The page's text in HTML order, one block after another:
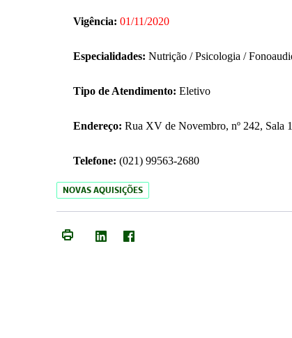
Vigência: 01/11/2020
Especialidades: Nutrição / Psicologia /
Tipo de Atendimento: Eletivo
Endereço: Rua XV de Novembro, nº 242, Sala
Telefone: (021) 99563-2680
NOVAS AQUISIÇÕES